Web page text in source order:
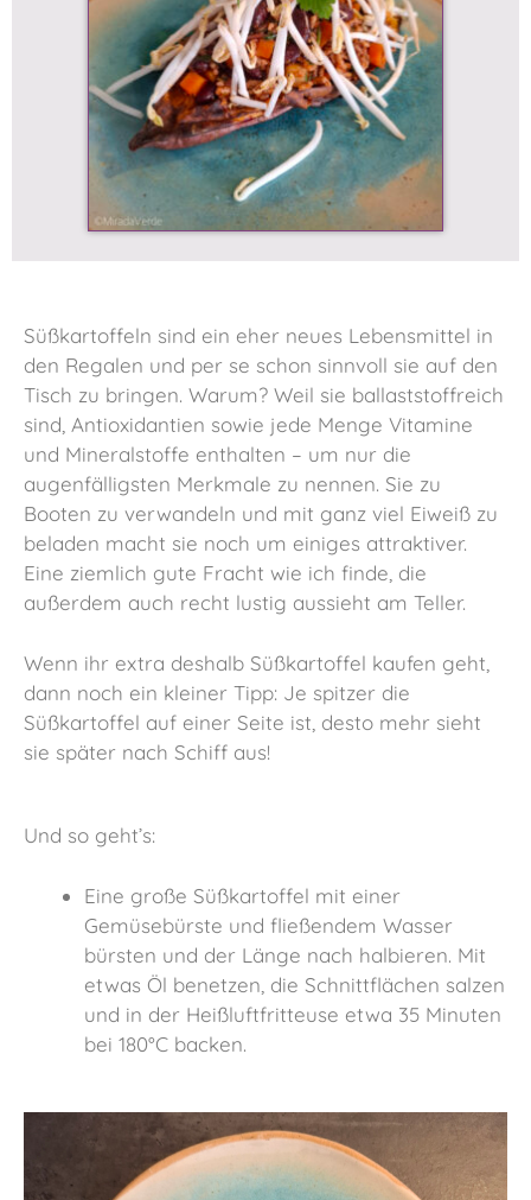
Süßkartoffeln sind ein eher neues Lebensmittel in
den Regalen und per se schon sinnvoll sie auf den
Tisch zu bringen. Warum? Weil sie ballaststoffreich
sind, Antioxidantien sowie jede Menge Vitamine
und Mineralstoffe enthalten – um nur die
augenfälligsten Merkmale zu nennen. Sie zu
Booten zu verwandeln und mit ganz viel Eiweiß zu
beladen macht sie noch um einiges attraktiver.
Eine ziemlich gute Fracht wie ich finde, die
außerdem auch recht lustig aussieht am Teller.
Wenn ihr extra deshalb Süßkartoffel kaufen geht,
dann noch ein kleiner Tipp: Je spitzer die
Süßkartoffel auf einer Seite ist, desto mehr sieht
sie später nach Schiff aus!
Und so geht’s:
Eine große Süßkartoffel mit einer
Gemüsebürste und fließendem Wasser
bürsten und der Länge nach halbieren. Mit
etwas Öl benetzen, die Schnittflächen salzen
und in der Heißluftfritteuse etwa 35 Minuten
bei 180°C backen.